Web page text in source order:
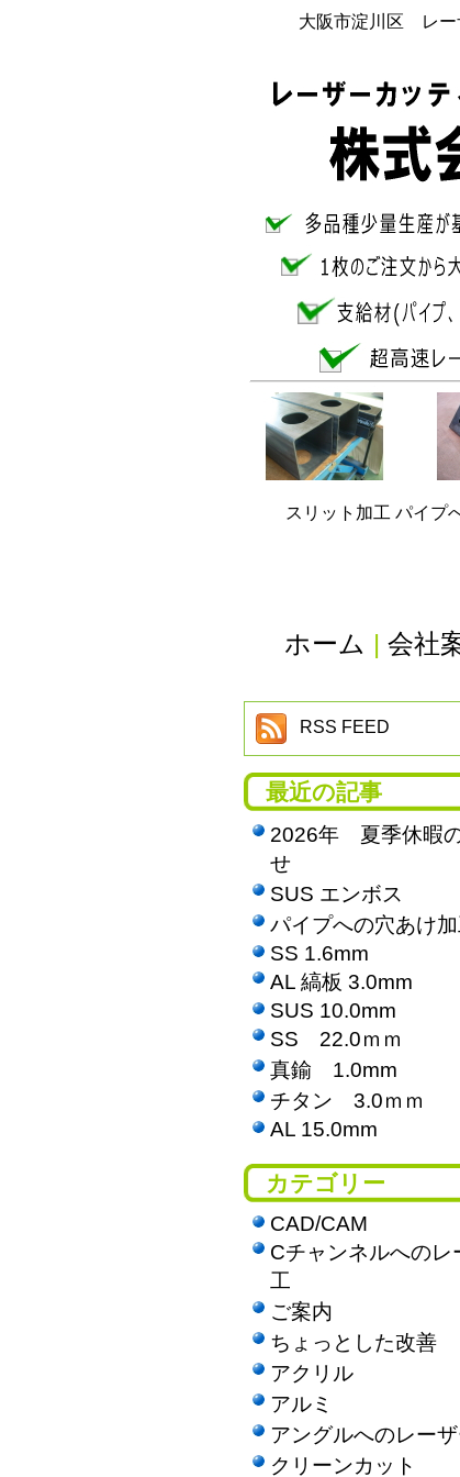
大阪市淀川区 レ
スリット加工 パイプ
ホーム | 会社
RSS FEED
最近の記事
2026年 夏季休暇
せ
SUS エンボス
パイプへの穴あけ加
SS 1.6mm
AL 縞板 3.0mm
SUS 10.0mm
SS 22.0ｍｍ
真鍮 1.0mm
チタン 3.0ｍｍ
AL 15.0mm
カテゴリー
CAD/CAM
Cチャンネルへのレ
工
ご案内
ちょっとした改善
アクリル
アルミ
アングルへのレー
クリーンカット